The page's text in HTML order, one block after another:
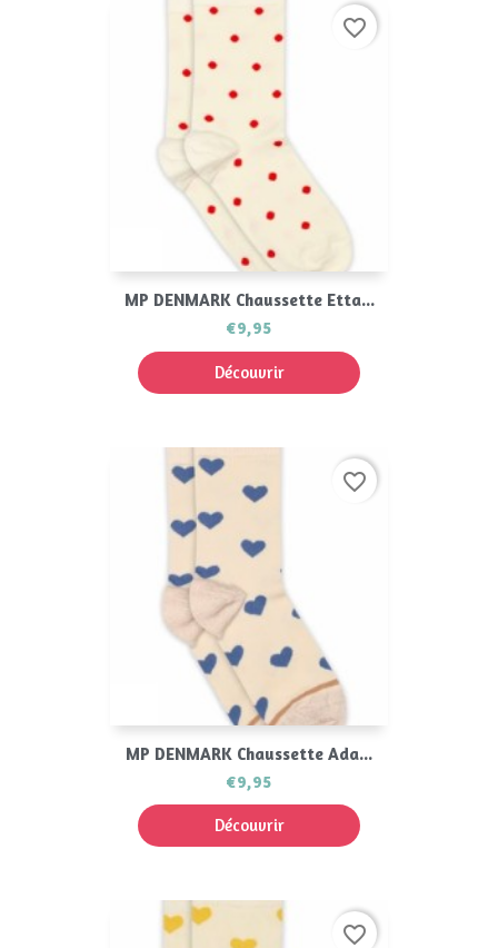
MP DENMARK Chaussette Etta...
€9,95
Découvrir
favorite_border
MP DENMARK Chaussette Ada...
€9,95
Découvrir
favorite_border
favorite_border